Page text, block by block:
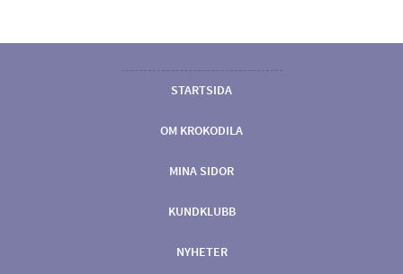
STARTSIDA
OM KROKODILA
MINA SIDOR
KUNDKLUBB
NYHETER